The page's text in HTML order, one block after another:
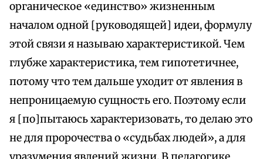
органическое «единство» жизненным
началом одной [руководящей] идеи, формулу
этой связи я называю характеристикой. Чем
глубже характеристика, тем гипотетичнее,
потому что тем дальше уходит от явления в
непроницаемую сущность его. Поэтому если
я [по]пытаюсь характеризовать, то делаю это
не для пророчества о «судьбах людей», а для